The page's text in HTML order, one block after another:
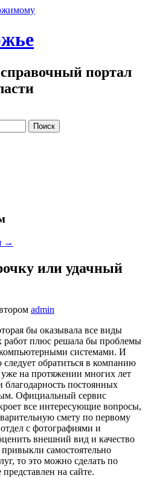
портал
→
или удачный
admin
бы оказывала все виды
плюс решала бы проблемы
системами. И
обратиться в компанию
на протяжении многих лет
благодарность постоянных
Официальный сервис
все интересующие вопросы,
смету по первому
с фотографиями и
внешний вид и качество
самостоятельно
то это можно сделать по
на сайте.